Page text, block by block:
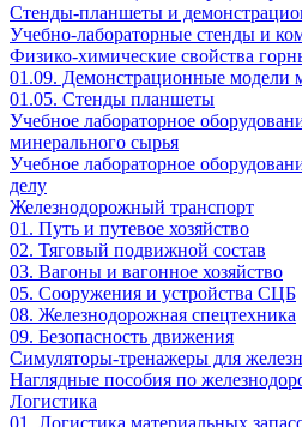
Стенды-планшеты и
Учебно-лабораторные стенды и
Физико-химические свойства
01.09. Демонстрационные модели
01.05. Стенды планшеты
Учебное лабораторное
минерального сырья
Учебное лабораторное
делу
Железнодорожный транспорт
01. Путь и путевое хозяйство
02. Тяговый подвижной состав
03. Вагоны и вагонное хозяйство
05. Сооружения и устройства СЦБ
08. Железнодорожная спецтехника
09. Безопасность движения
Симуляторы-тренажеры для
Наглядные пособия по
Логистика
01. Логистика материальных